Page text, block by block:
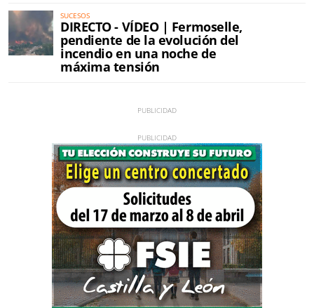
SUCESOS
DIRECTO - VÍDEO | Fermoselle,
pendiente de la evolución del
incendio en una noche de
máxima tensión